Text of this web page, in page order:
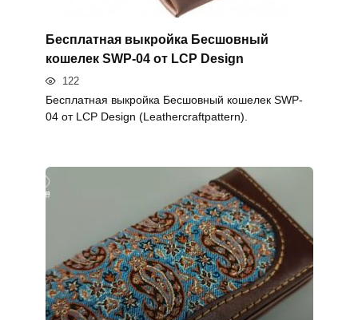
Бесплатная выкройка Бесшовный
кошелек SWP-04 от LCP Design
122
Бесплатная выкройка Бесшовный кошелек SWP-
04 от LCP Design (Leathercraftpattern).